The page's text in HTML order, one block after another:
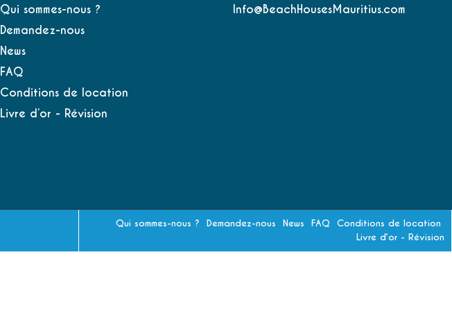
Qui sommes-nous ?
Demandez-nous
News
FAQ
Conditions de location
Livre d’or - Révision
Info@BeachHousesMauritius.com
Qui sommes-nous ? Demandez-nous News FAQ
Conditions de location
Livre d’or - Révision